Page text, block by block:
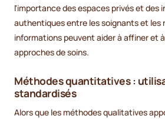
l'importance des espaces privés et des
authentiques entre les soignants et les
informations peuvent aider à affiner et
approches de soins.
Méthodes quantitatives :
standardisés
Alors que les méthodes qualitatives